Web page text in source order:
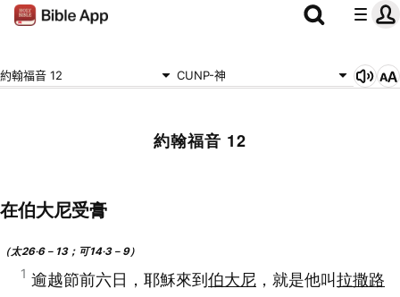
約翰福音 12 CUNP-神
約翰福音 12
在伯大尼受膏
（太26‧6－13；可14‧3－9）
1 逾越節前六日，耶穌來到 伯大尼 ，就是他叫拉撒路